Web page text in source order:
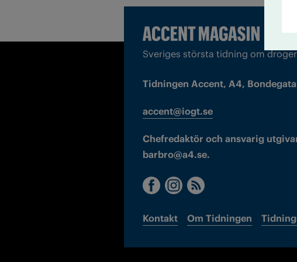
Sveriges största tidning om
Tidningen Accent, A4,
accent@iogt.se
Chefredaktör och ansvarig
barbro@a4.se.
Kontakt Om Tidningen